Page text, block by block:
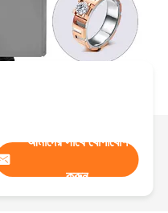
আমাদের সাথে যোগাযোগ
করুন